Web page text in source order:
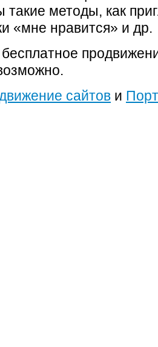
такие методы, как
«мне нравится» и др.
сайтов и